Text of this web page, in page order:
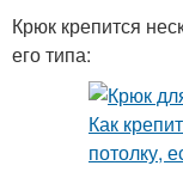
Крюк крепится
его типа: